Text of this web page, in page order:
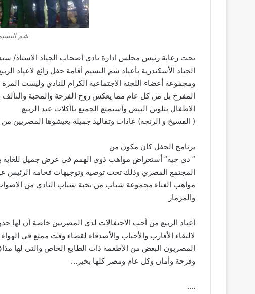
شم
تحت رعاية رئيس مجلس ادارة نادي أصحاب الجياد الاستاذ/
الجياد الأسكندرية بأعياد شم النسيم أقامة حفل رائع
ومجموعة أعضاء اللجنة الاجتماعية الكرام للنادي وليست المرة
المفرح بل من كل عام مما يعكس روح الفرحة والمحبة والتألف
الاطفال بتلوبن البيض وأستمتع الجميع باأكلات عيد الربيع
( الفسيخ و الرنجة) عادات وتقاليد جميلة يعيشوها المصريين
برنامج الحفل كان مكون من
” دي جيه” أستعراض مواهب ذوي الهمم في عرض جميل للغاية
المجتمع المصري وذلك تحت توصية وتوجيهات فخامة الرئيس
مواهب الغناء مجموعة شباب من نخبة شباب النادي من
والمزمار
أعياد الربيع من أحب الاحتفالات لدى المصريين خاصة أن لها
لالتقاء الأقارب والأحباب والأصدقاء لقضاء وقت ممتع في
المصريون البعض من الأطعمة ذات الطابع الخاص والتى لها
وفرحة وأمان وكل عام ومصر كلها بخير…
….